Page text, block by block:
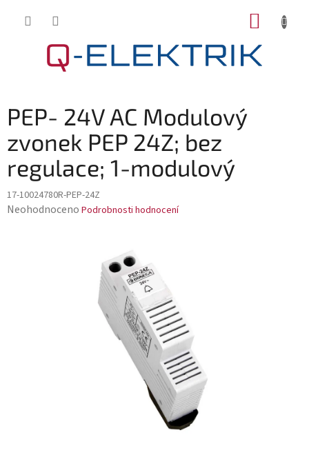
PEP- 24V AC Modulový
zvonek PEP 24Z; bez
regulace; 1-modulový
17-10024780R-PEP-24Z
Průměrné
Neohodnoceno Podrobnosti hodnocení